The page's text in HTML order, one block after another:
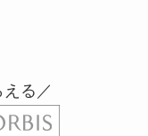
える／